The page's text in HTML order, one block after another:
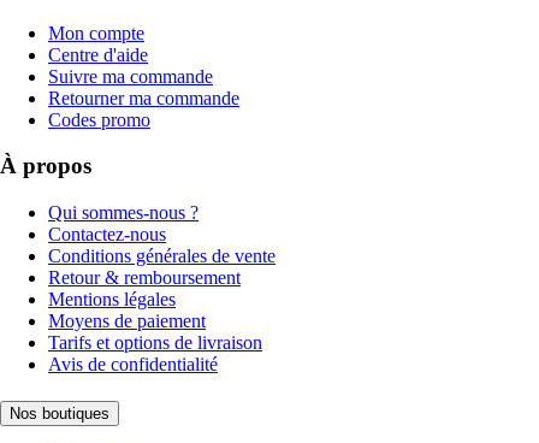
Mon compte
Centre d'aide
Suivre ma commande
Retourner ma commande
Codes promo
À propos
Qui sommes-nous ?
Contactez-nous
Conditions générales de vente
Retour & remboursement
Mentions légales
Moyens de paiement
Tarifs et options de livraison
Avis de confidentialité
Nos boutiques